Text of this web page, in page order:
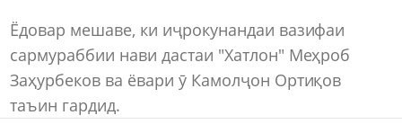
Ёдовар мешаве, ки иҷрокунандаи вазифаи
сармураббии нави дастаи "Хатлон" Меҳроб
Заҳурбеков ва ёвари ӯ Камолҷон Ортиқов
таъин гардид.